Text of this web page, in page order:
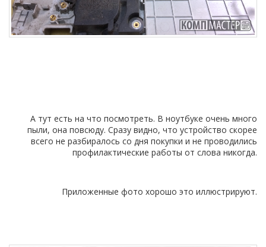
А тут есть на что посмотреть. В ноутбуке очень много
пыли, она повсюду. Сразу видно, что устройство скорее
всего не разбиралось со дня покупки и не проводились
профилактические работы от слова никогда.
Приложенные фото хорошо это иллюстрируют.